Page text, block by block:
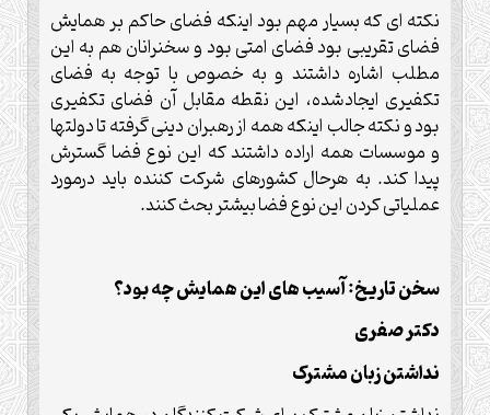
نکته ای که بسیار مهم بود اینکه فضای حاکم بر همایش
فضای تقریبی بود فضای امتی بود و سخنرانان هم به این
مطلب اشاره داشتند و به خصوص با توجه به فضای
تکفیری ایجادشده، این نقطه مقابل آن فضای تکفیری
بود و نکته جالب اینکه همه از رهبران دینی گرفته تا دولتها
و موسسات همه اراده داشتند که این نوع فضا گسترش
پیدا کند. به هرحال کشورهای شرکت کننده باید درمورد
عملیاتی کردن این نوع فضا بیشتر بحث کنند.
سخن تاریخ: آسیب های این همایش چه بود؟
دکتر صفری
نداشتن زبان مشترک